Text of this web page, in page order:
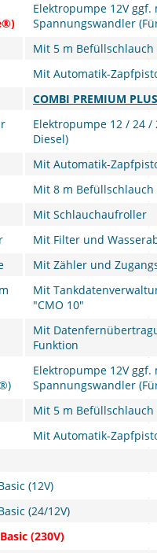
Elektropumpe 12V ggf.
Spannungswandler
Mit 5 m Befüllschlauch
Mit Automatik-
COMBI PREMIUM
Elektropumpe 12 / 24 /
Diesel)
Mit Automatik-
Mit 8 m Befüllschlauch
Mit Schlauchaufroller
Mit Filter und
Mit Zähler und
Mit
"CMO 10"
Mit
Funktion
Elektropumpe 12V ggf.
Spannungswandler
Mit 5 m Befüllschlauch
Mit Automatik-
(12V)
(24/12V)
(230V)